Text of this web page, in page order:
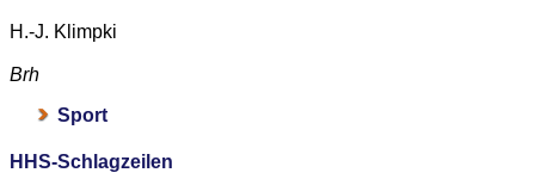
H.-J. Klimpki
Brh
Sport
HHS-Schlagzeilen